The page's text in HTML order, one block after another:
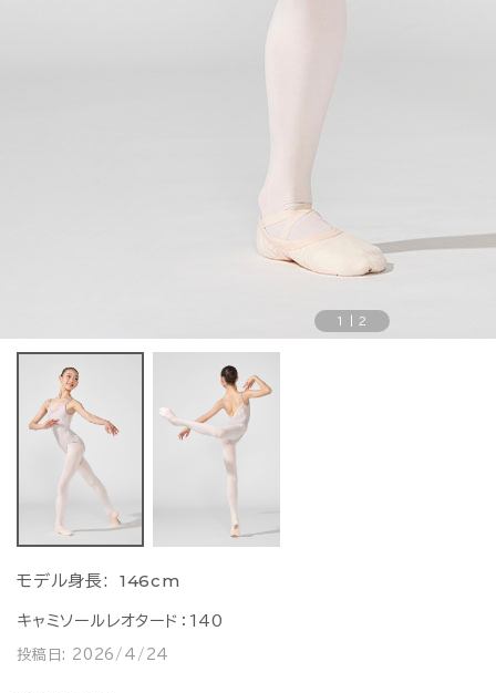
1 2
モデル身長: 146cm
キャミソールレオタード：140
投稿日: 2026/4/24